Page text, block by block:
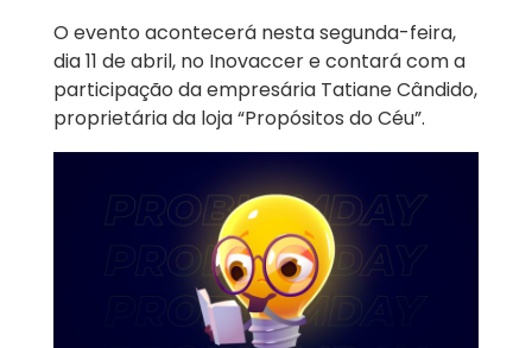
O evento acontecerá nesta segunda-feira,
dia 11 de abril, no Inovaccer e contará com a
participação da empresária Tatiane Cândido,
proprietária da loja “Propósitos do Céu”.